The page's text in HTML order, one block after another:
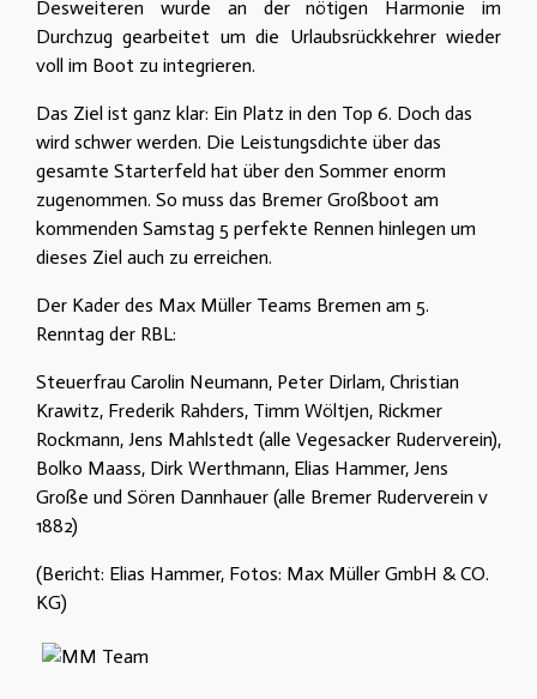
Desweiteren wurde an der nötigen Harmonie im
Durchzug gearbeitet um die Urlaubsrückkehrer wieder
voll im Boot zu integrieren.
Das Ziel ist ganz klar: Ein Platz in den Top 6. Doch das
wird schwer werden. Die Leistungsdichte über das
gesamte Starterfeld hat über den Sommer enorm
zugenommen. So muss das Bremer Großboot am
kommenden Samstag 5 perfekte Rennen hinlegen um
dieses Ziel auch zu erreichen.
Der Kader des Max Müller Teams Bremen am 5.
Renntag der RBL:
Steuerfrau Carolin Neumann, Peter Dirlam, Christian
Krawitz, Frederik Rahders, Timm Wöltjen, Rickmer
Rockmann, Jens Mahlstedt (alle Vegesacker Ruderverein),
Bolko Maass, Dirk Werthmann, Elias Hammer, Jens
Große und Sören Dannhauer (alle Bremer Ruderverein v
1882)
(Bericht: Elias Hammer, Fotos: Max Müller GmbH & CO.
KG)